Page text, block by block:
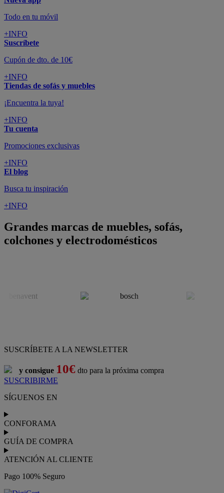
Todo en tu móvil
+INFO
Suscríbete
Cupón de dto. de 10€
+INFO
Tiendas de sofás y muebles
¡Encuentra la tuya!
+INFO
Tu cuenta
Promociones exclusivas
+INFO
El blog
Busca tu inspiración
+INFO
Grandes marcas de muebles, sofás,
colchones y electrodomésticos
SUSCRÍBETE A LA NEWSLETTER
y consigue 10€ dto para la próxima compra
SUSCRIBIRME
SÍGUENOS EN
CONFORAMA
GUÍA DE COMPRA
ATENCIÓN AL CLIENTE
Pago 100% Seguro